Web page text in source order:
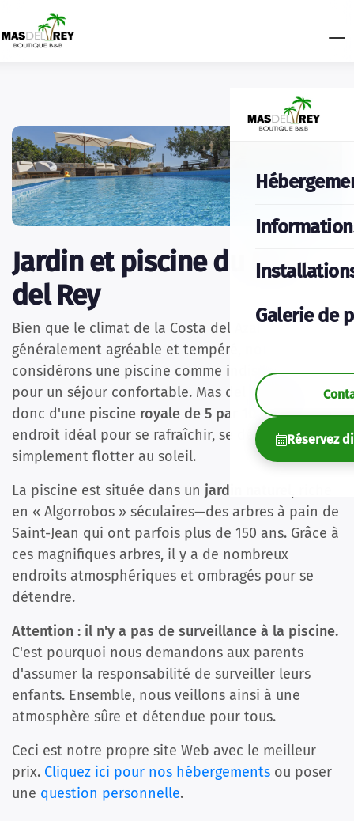
Galerie de
Réservez
Jardin et piscine du Mas
del Rey
Bien que le climat de la Costa del Azahar soit
généralement agréable et tempéré, nous
considérons une piscine comme indispensable
pour un séjour confortable. Mas del Rey dispose
donc d'une piscine royale de 5 par 10 mètres—un
endroit idéal pour se rafraîchir, se détendre ou
simplement flotter au soleil.
La piscine est située dans un jardin naturel
en « Algorrobos » séculaires—des arbres à pain de
Saint-Jean qui ont parfois plus de 150 ans. Grâce à
ces magnifiques arbres, il y a de nombreux
endroits atmosphériques et ombragés pour se
détendre.
Attention : il n'y a pas de surveillance à la piscine.
C'est pourquoi nous demandons aux parents
d'assumer la responsabilité de surveiller leurs
enfants. Ensemble, nous veillons ainsi à une
atmosphère sûre et détendue pour tous.
Ceci est notre propre site Web avec le meilleur
prix. Cliquez ici pour nos hébergements ou poser
une question personnelle.